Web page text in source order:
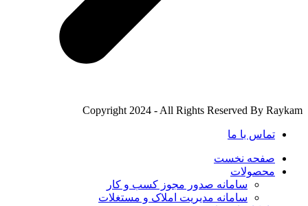
Copyright 2024 - All Rights Reserved By Raykam
تماس با ما
صفحه نخست
محصولات
سامانه صدور مجوز کسب و کار
سامانه مدیریت املاک و مستغلات